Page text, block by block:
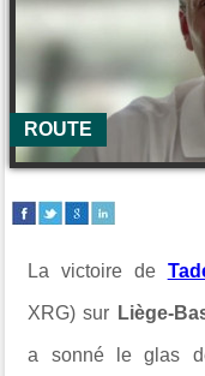
ROUTE
La victoire de
XRG) sur Liège-
a sonné le glas